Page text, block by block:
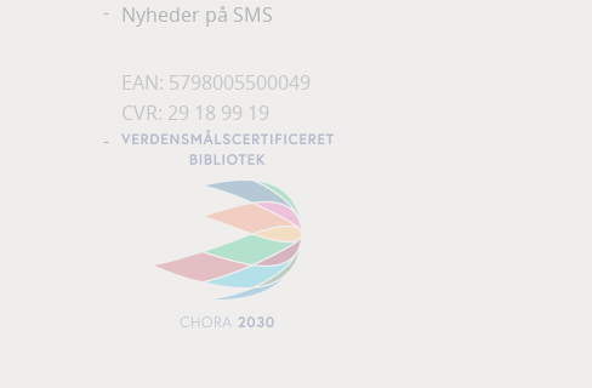
Nyheder på SMS
EAN: 5798005500049
CVR: 29 18 99 19